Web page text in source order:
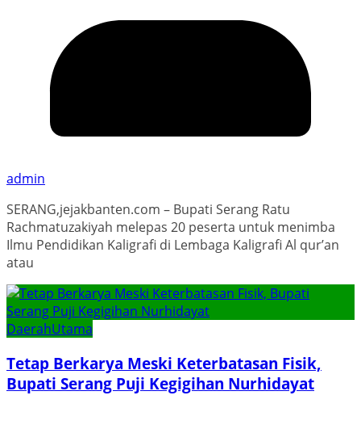
admin
SERANG,jejakbanten.com – Bupati Serang Ratu
Rachmatuzakiyah melepas 20 peserta untuk menimba
Ilmu Pendidikan Kaligrafi di Lembaga Kaligrafi Al qur’an
atau
DaerahUtama
Tetap Berkarya Meski Keterbatasan Fisik,
Bupati Serang Puji Kegigihan Nurhidayat